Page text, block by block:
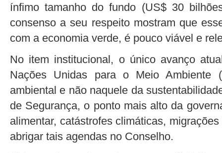
ínfimo tamanho do fundo (US$ 30
consenso a seu respeito mostram que
com a economia verde, é pouco viável e
No item institucional, o único avanço
Nações Unidas para o Meio Ambiente
ambiental e não naquele da
de Segurança, o ponto mais alto da
alimentar, catástrofes climáticas,
abrigar tais agendas no Conselho.